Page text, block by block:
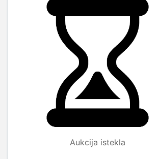
Aukcija istekla